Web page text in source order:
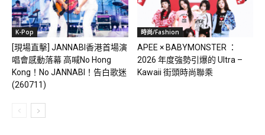
K-Pop
[現場直擊] JANNABI香港首場演
唱會感動落幕 高喊No Hong
Kong！No JANNABI！告白歌迷
(260711)
時尚/Fashion
APEE × BABYMONSTER ：
2026 年度強勢引爆的 Ultra –
Kawaii 街頭時尚聯乘